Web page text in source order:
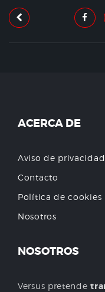
ACERCA DE
Aviso de privacidad
Contacto
Política de cookies
Nosotros
NOSOTROS
Versus pretende